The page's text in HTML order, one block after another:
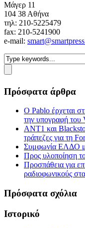
Mάγερ 11
104 38 Αθήνα
τηλ: 210-5225479
fax: 210-5241900
e-mail:
Πρόσφατα άρθρα
Ο Pablo έρχεται
την υπογραφή
ΑΝΤ1 και
τράπεζες για τη
Συμφωνία ΕΛΔΟ
Προς υλοποίηση
Προσπάθεια για
ραδιοφωνικούς
Πρόσφατα σχόλια
Ιστορικό